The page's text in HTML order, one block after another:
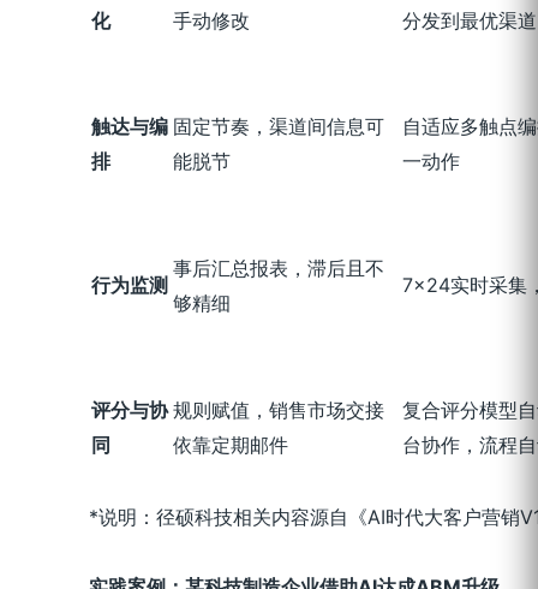
化
手动修改
分发到最优渠道
触达与编
排
固定节奏，渠道间信息可
能脱节
自适应多触点
一动作
行为监测
事后汇总报表，滞后且不
够精细
7×24实时采集
评分与协
同
规则赋值，销售市场交接
依靠定期邮件
复合评分模型
台协作，流程
*说明：径硕科技相关内容源自《AI时代大客户营销